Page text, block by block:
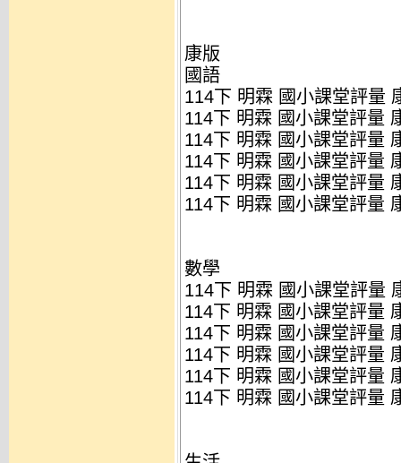
康版
國語
114下 明霖 國小課堂評量
114下 明霖 國小課堂評量
114下 明霖 國小課堂評量
114下 明霖 國小課堂評量
114下 明霖 國小課堂評量
114下 明霖 國小課堂評量
數學
114下 明霖 國小課堂評量
114下 明霖 國小課堂評量
114下 明霖 國小課堂評量
114下 明霖 國小課堂評量
114下 明霖 國小課堂評量
114下 明霖 國小課堂評量